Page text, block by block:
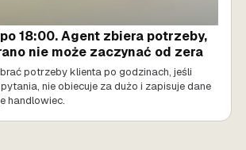
18:00. Agent zbiera potrzeby,
nie może zaczynać od zera
potrzeby klienta po godzinach, jeśli
nie obiecuje za dużo i zapisuje dane
handlowiec.